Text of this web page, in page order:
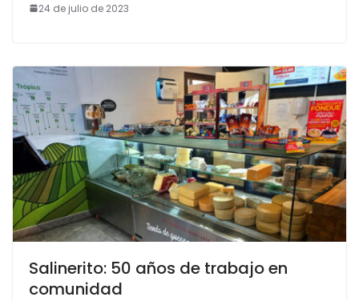
24 de julio de 2023
Salinerito: 50 años de trabajo en
comunidad